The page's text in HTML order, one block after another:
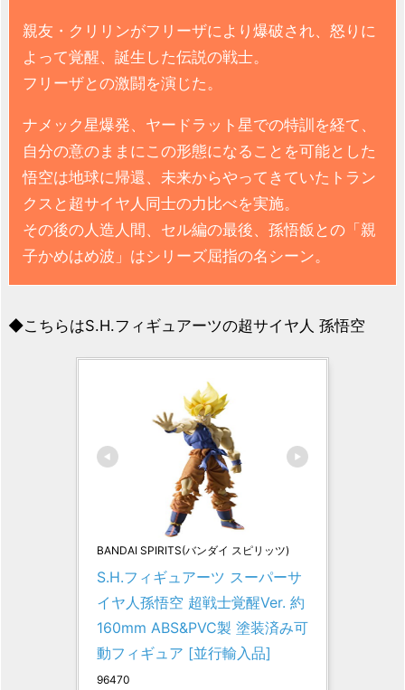
親友・クリリンがフリーザにより爆破され、怒りに
よって覚醒、誕生した伝説の戦士。
フリーザとの激闘を演じた。
ナメック星爆発、ヤードラット星での特訓を経て、
自分の意のままにこの形態になることを可能とした
悟空は地球に帰還、未来からやってきていたトラン
クスと超サイヤ人同士の力比べを実施。
その後の人造人間、セル編の最後、孫悟飯との「親
子かめはめ波」はシリーズ屈指の名シーン。
◆こちらはS.H.フィギュアーツの超サイヤ人 孫悟空
BANDAI SPIRITS(バンダイ スピリッツ)
S.H.フィギュアーツ スーパーサ
イヤ人孫悟空 超戦士覚醒Ver. 約
160mm ABS&PVC製 塗装済み可
動フィギュア [並行輸入品]
96470